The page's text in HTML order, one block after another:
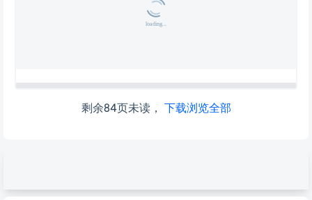
剩余84页未读， 下载浏览全部